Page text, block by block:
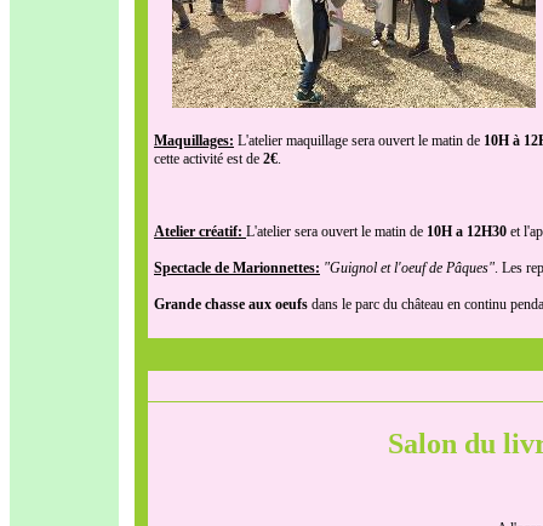
Maquillages: L'atelier maquillage sera ouvert le matin de 10H à
cette activité est de 2€.
Atelier créatif: L'atelier sera ouvert le matin de 10H a 12H30 et
Spectacle de Marionnettes: "Guignol et l'oeuf de Pâques". Les
Grande chasse aux oeufs dans le parc du château en continu
Salon du